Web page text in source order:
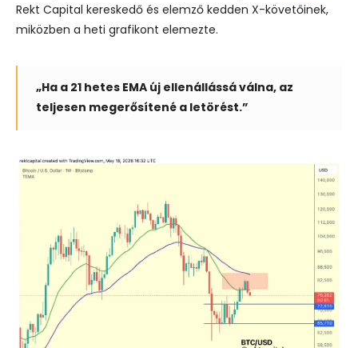
Rekt Capital kereskedő és elemző kedden X-követőinek,
miközben a heti grafikont elemezte.
„Ha a 21 hetes EMA új ellenállássá válna, az
teljesen megerősítené a letörést.”